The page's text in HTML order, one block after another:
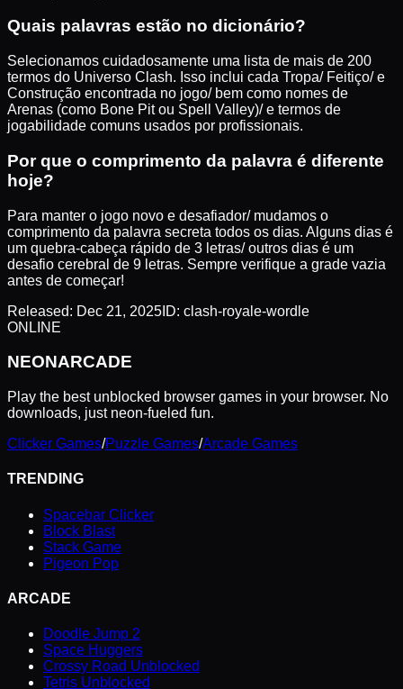
Quais palavras estão no dicionário?
Selecionamos cuidadosamente uma lista de mais de 200
termos do Universo Clash. Isso inclui cada Tropa/ Feitiço/ e
Construção encontrada no jogo/ bem como nomes de
Arenas (como Bone Pit ou Spell Valley)/ e termos de
jogabilidade comuns usados por profissionais.
Por que o comprimento da palavra é diferente
hoje?
Para manter o jogo novo e desafiador/ mudamos o
comprimento da palavra secreta todos os dias. Alguns dias é
um quebra-cabeça rápido de 3 letras/ outros dias é um
desafio cerebral de 9 letras. Sempre verifique a grade vazia
antes de começar!
Released: Dec 21, 2025 ID: clash-royale-wordle
ONLINE
NEONARCADE
Play the best unblocked browser games in your browser. No
downloads, just neon-fueled fun.
Clicker Games/Puzzle Games/Arcade Games
TRENDING
Spacebar Clicker
Block Blast
Stack Game
Pigeon Pop
ARCADE
Doodle Jump 2
Space Huggers
Crossy Road Unblocked
Tetris Unblocked